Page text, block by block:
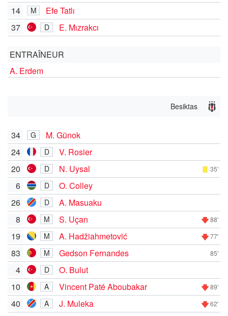
14
M
Efe Tatlı
37
D E. Mızrakcı
ENTRAÎNEUR
A. Erdem
Besiktas
34 G
M. Günok
24
D
V. Rosier
20
D N. Uysal 35'
6 D
O. Colley
26
D
A. Masuaku
8
M S. Uçan 88'
19 M A. Hadžiahmetović 77'
83 M Gedson Fernandes 85'
4 D
O. Bulut
10
A Vincent Paté Aboubakar 89'
40 A J. Muleka 62'